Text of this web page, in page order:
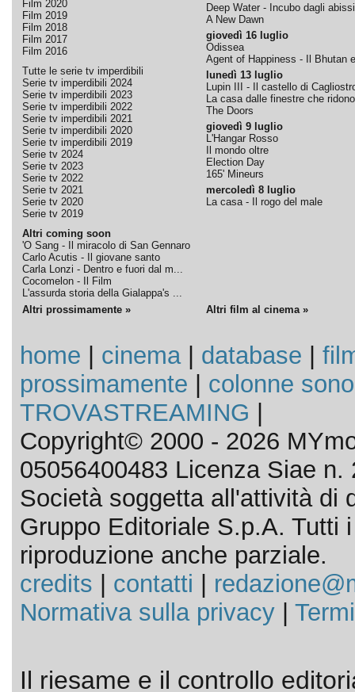
Film 2020
Film 2019
Film 2018
Film 2017
Film 2016
Tutte le serie tv imperdibili
Serie tv imperdibili 2024
Serie tv imperdibili 2023
Serie tv imperdibili 2022
Serie tv imperdibili 2021
Serie tv imperdibili 2020
Serie tv imperdibili 2019
Serie tv 2024
Serie tv 2023
Serie tv 2022
Serie tv 2021
Serie tv 2020
Serie tv 2019
Altri coming soon
'O Sang - Il miracolo di San Gennaro
Carlo Acutis - Il giovane santo
Carla Lonzi - Dentro e fuori dal m...
Cocomelon - Il Film
L'assurda storia della Gialappa's ...
Deep Water - Incubo dagli abissi
A New Dawn
giovedì 16 luglio
Odissea
Agent of Happiness - Il Bhutan
lunedì 13 luglio
Lupin III - Il castello di
La casa dalle finestre che ridono
The Doors
giovedì 9 luglio
L'Hangar Rosso
Il mondo oltre
Election Day
165' Mineurs
mercoledì 8 luglio
La casa - Il rogo del male
Altri prossimamente » Altri film al cinema »
home cinema| database
prossimamente
colonne
TROVASTREAMING
Copyright© 2000 - 2026
05056400483 Licenza Siae n.
Società soggetta all'attività di
Gruppo Editoriale S.p.A. Tutti
riproduzione anche parziale.
credits
contatti
Normativa sulla privacy|
Il riesame e il controllo